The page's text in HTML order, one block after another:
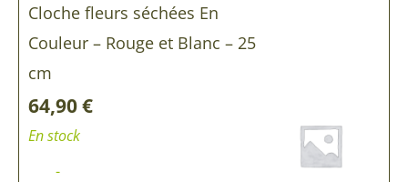
Cloche fleurs séchées En
Couleur – Rouge et Blanc – 25
cm
64,90€
En stock
-